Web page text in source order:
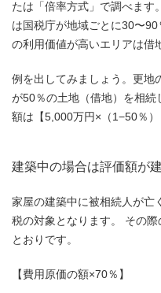
たは「倍率方式」で調べます
は国税庁が地域ごとに30〜
の利用価値が高いエリアは借
例を出してみましょう。更地
が50％の土地（借地）を相
額は【5,000万円×（1−50％
建築中の場合は評価額が
家屋の建築中に被相続人が亡
税の対象となります。 その
とおりです。
【費用原価の額×70％】